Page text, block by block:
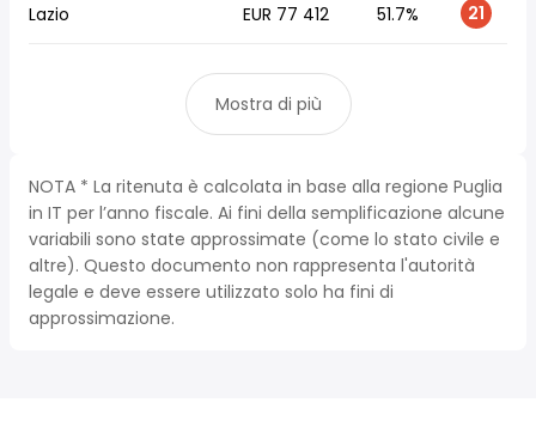
Lazio EUR 77 412 51.7% 21
Mostra di più
NOTA * La ritenuta è calcolata in base alla regione Puglia
in IT per l’anno fiscale. Ai fini della semplificazione alcune
variabili sono state approssimate (come lo stato civile e
altre). Questo documento non rappresenta l'autorità
legale e deve essere utilizzato solo ha fini di
approssimazione.